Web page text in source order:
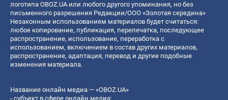
логотипа OBOZ.UA или любого другого упоминания, но без
письменного разрешения Редакции/ООО «Золотая середина»
Незаконным использованием материалов будет считаться:
любое копирование, публикация, перепечатка, последующее
распространение, использование, переработка с
использованием, включением в состав других материалов,
распространение, адаптация, перевод и другие подобные
изменения материала.
Название онлайн медиа — «OBOZ.UA»
- субъект в сфере онлайн медиа;